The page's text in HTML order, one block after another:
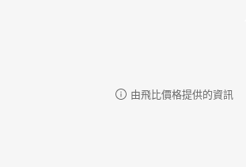
由飛比價格提供的資訊